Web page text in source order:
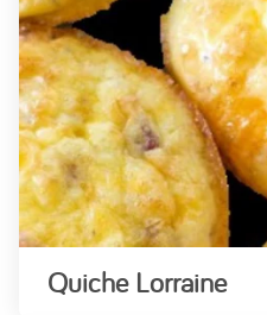
Quiche Lorraine